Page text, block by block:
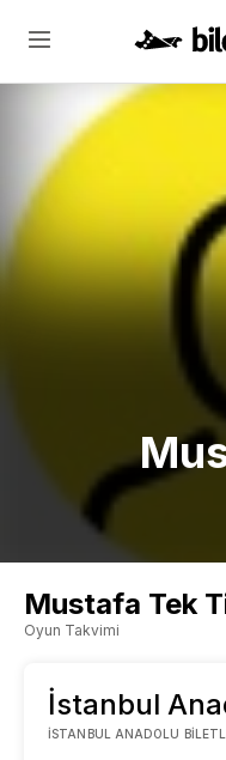
Mustafa Tek
Oyun Takvimi
İstanbul
İSTANBUL ANADOLU